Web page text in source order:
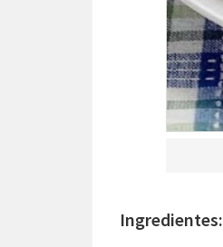
Ingredientes: